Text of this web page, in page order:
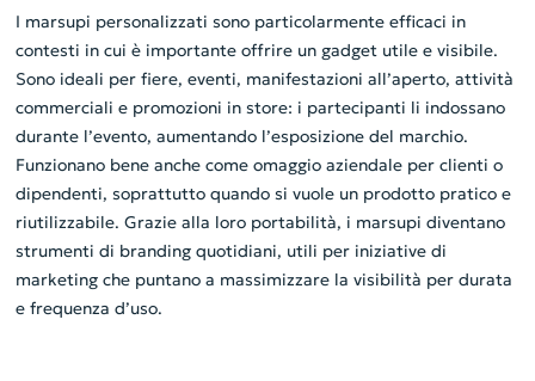
I marsupi personalizzati sono particolarmente efficaci in
contesti in cui è importante offrire un gadget utile e visibile.
Sono ideali per fiere, eventi, manifestazioni all’aperto, attività
commerciali e promozioni in store: i partecipanti li indossano
durante l’evento, aumentando l’esposizione del marchio.
Funzionano bene anche come omaggio aziendale per clienti o
dipendenti, soprattutto quando si vuole un prodotto pratico e
riutilizzabile. Grazie alla loro portabilità, i marsupi diventano
strumenti di branding quotidiani, utili per iniziative di
marketing che puntano a massimizzare la visibilità per durata
e frequenza d’uso.